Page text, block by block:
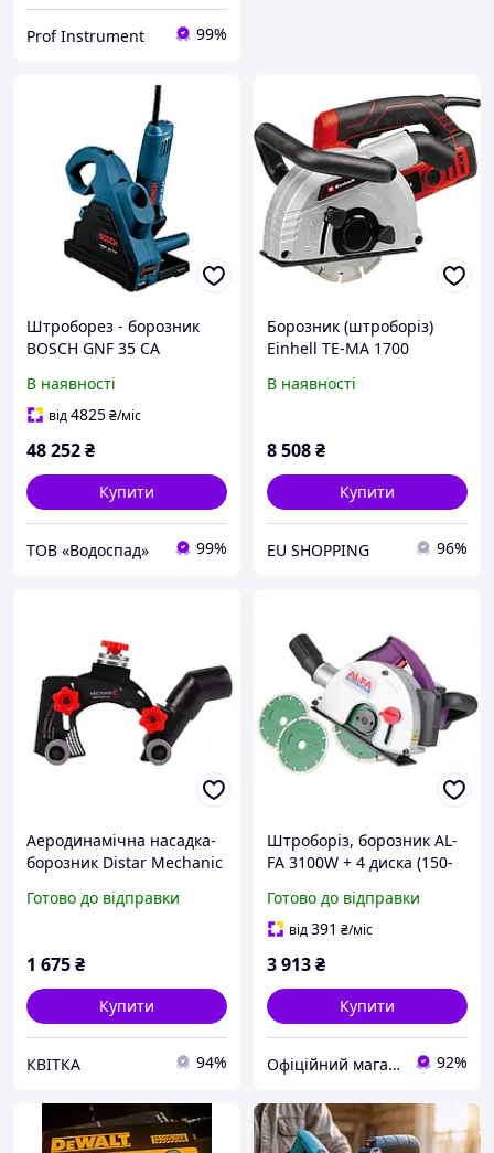
Prof Instrument 99%
Штроборез - борозник
BOSCH GNF 35 CA
В наявності
від4825₴/міс
48 252₴
Купити
ТОВ «Водоспад» 99%
Борозник (штроборіз)
Einhell TE-MA 1700
В наявності
8 508₴
Купити
EU SHOPPING 96%
Аеродинамічна насадка-
борозник Distar Mechanic
(19568442224)
Готово до відправки
1 675₴
Купити
КВІТКА 94%
Штроборіз, борозник AL-
FA 3100W + 4 диска (150-
Готово до відправки
від391 ₴/міс
3 913₴
Купити
Офіційний магазин Kraft&Dele🛠 92%